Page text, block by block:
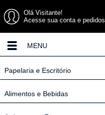
Olá Visitante!
Acesse sua conta e pedidos
MENU
Papelaria e Escritório
Alimentos e Bebidas